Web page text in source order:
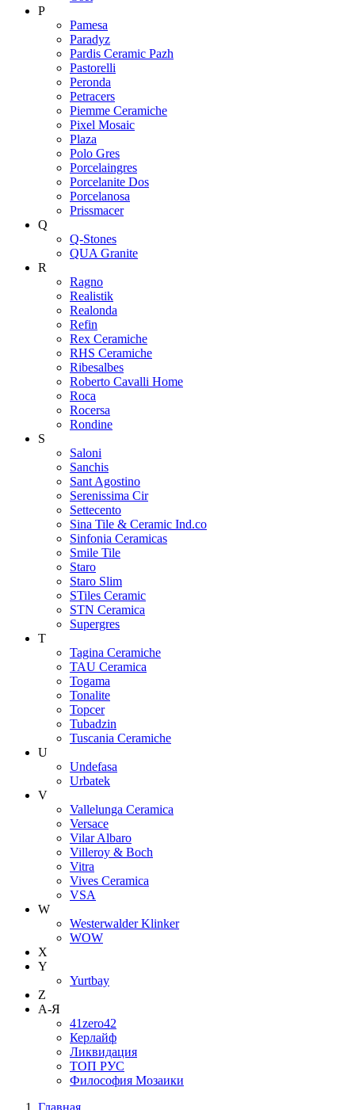
P
Pamesa
Paradyz
Pardis Ceramic Pazh
Pastorelli
Peronda
Petracers
Piemme Ceramiche
Pixel Mosaic
Plaza
Polo Gres
Porcelaingres
Porcelanite Dos
Porcelanosa
Prissmacer
Q
Q-Stones
QUA Granite
R
Ragno
Realistik
Realonda
Refin
Rex Ceramiche
RHS Ceramiche
Ribesalbes
Roberto Cavalli Home
Roca
Rocersa
Rondine
S
Saloni
Sanchis
Sant Agostino
Serenissima Cir
Settecento
Sina Tile & Ceramic Ind.co
Sinfonia Ceramicas
Smile Tile
Staro
Staro Slim
STiles Ceramic
STN Ceramica
Supergres
T
Tagina Ceramiche
TAU Ceramica
Togama
Tonalite
Topcer
Tubadzin
Tuscania Ceramiche
U
Undefasa
Urbatek
V
Vallelunga Ceramica
Versace
Vilar Albaro
Villeroy & Boch
Vitra
Vives Ceramica
VSA
W
Westerwalder Klinker
WOW
X
Y
Yurtbay
Z
А-Я
41zero42
Керлайф
Ликвидация
ТОП РУС
Философия Мозаики
Главная